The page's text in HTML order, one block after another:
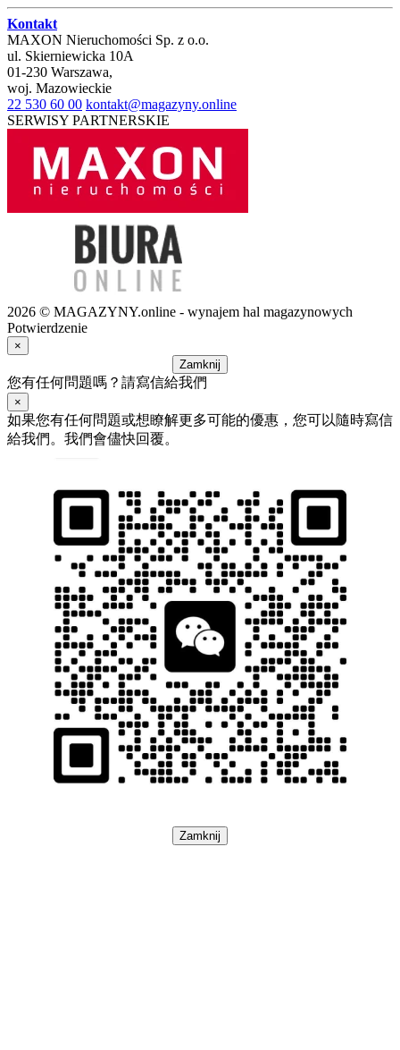
Kontakt
MAXON Nieruchomości Sp. z o.o.
ul. Skierniewicka 10A
01-230 Warszawa,
woj. Mazowieckie
22 530 60 00 kontakt@magazyny.online
SERWISY PARTNERSKIE
2026 © MAGAZYNY.online - wynajem hal magazynowych
Potwierdzenie
×
Zamknij
您有任何問題嗎？請寫信給我們
×
如果您有任何問題或想瞭解更多可能的優惠，您可以隨時寫信
給我們。我們會儘快回覆。
Zamknij